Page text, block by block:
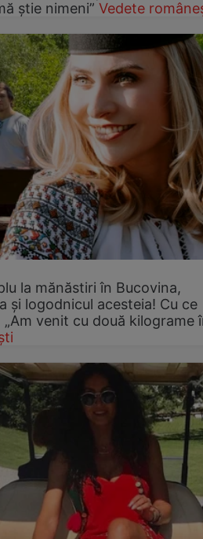
știe nimeni” Vedete
la mănăstiri în Bucovina,
și logodnicul acesteia! Cu ce
venit cu două kilograme